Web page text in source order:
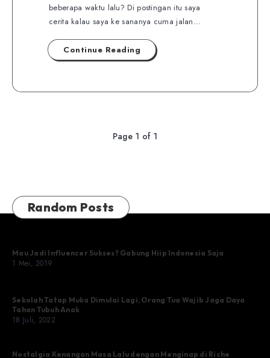
beberapa waktu lalu? Di postingan itu saya
cerita kalau saya ke sananya cuma jalan…
Continue Reading
Page 1 of 1
Random Posts
Mau Jadi Influencer Sukses? Gabung Hiip Indonesia Saja
1 Mei, 2019
Sekolah Tatap Muka Dimulai Lagi, Orang Tua Wajib Jaga Daya
Tahan Tubuh Anak
18 Juli, 2022
Nostalgia Kenangan Masa Lalu dengan Menginap di Riche